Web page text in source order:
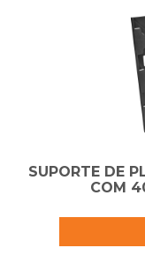
SUPORTE DE
COM